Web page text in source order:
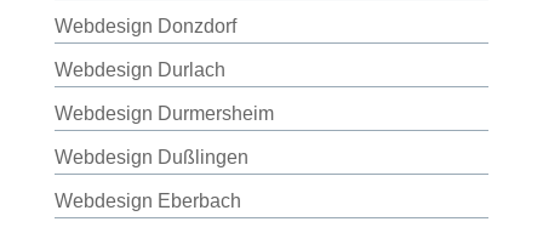
Webdesign Donzdorf
Webdesign Durlach
Webdesign Durmersheim
Webdesign Dußlingen
Webdesign Eberbach